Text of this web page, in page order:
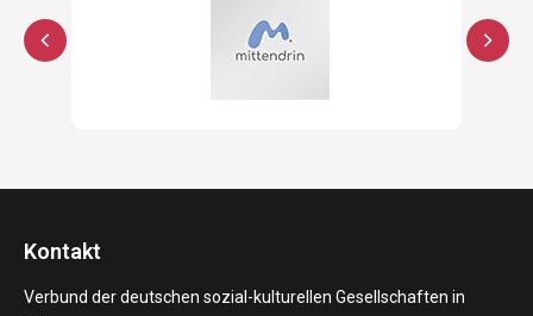
Kontakt
Verbund der deutschen sozial-kulturellen Gesellschaften in